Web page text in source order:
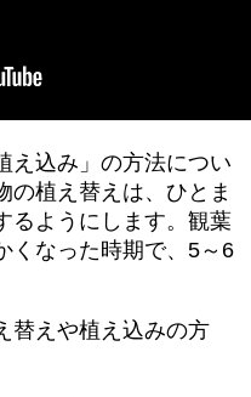
え込み」の方法につい
の植え替えは、ひとま
るようにします。観葉
くなった時期で、5～6
替えや植え込みの方